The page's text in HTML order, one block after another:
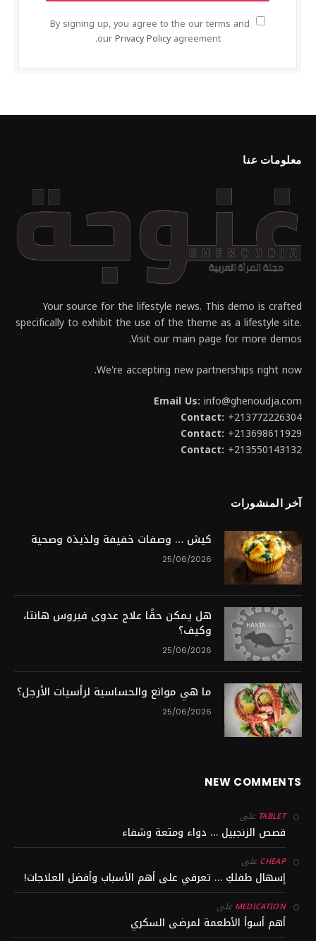
By signing up, you agree to the our terms and
ourPrivacy Policyagreement.
معلومات عنا
Your source for the lifestyle news. This demo is crafted
specifically to exhibit the use of the theme as a lifestyle site.
Visit our main page for more demos.
We're accepting new partnerships right now.
Email Us: info@ghenoudja.com
Contact: +213772226304
Contact: +213698611929
Contact: +213550143132
آخر المنشورات
كيش … وصفات خفيفة ولذيذة وصحية
25/06/2026
هل يمكن حقًا علاج عدوى فيروس هانتا،
وكيف؟
25/06/2026
ما هي موانع والحساسية لرأسيات الأرجل؟
25/06/2026
NEW COMMENTS
TABLET على
قصص الزنجبيل … دواء ومتعة وشفاء
CHEAPعلى
إسهال طفلكِ … تعرفي على أهم الأسباب وأفضل العلاجات!
MEDICATIONعلى
أهم أسوأ الأطعمة لمرضى السكري